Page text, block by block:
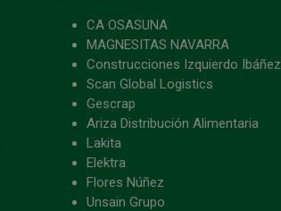
CA OSASUNA
MAGNESITAS NAVARRA
Construcciones Izquierdo Ibáñez
Scan Global Logistics
Gescrap
Ariza Distribución Alimentaria
Lakita
Elektra
Flores Núñez
Unsain Grupo